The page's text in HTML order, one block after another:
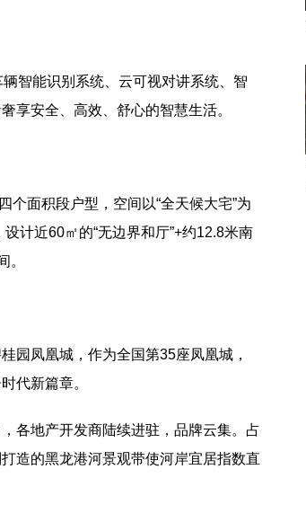
智能识别系统、云可视对讲系统、智
享安全、高效、舒心的智慧生活。
面积段户型，空间以“全天候大宅”为
计近60㎡的“无边界和厅”+约12.8米南
。
园凤凰城，作为全国第35座凤凰城，
代新篇章。
各地产开发商陆续进驻，品牌云集。占
造的黑龙港河景观带使河岸宜居指数直